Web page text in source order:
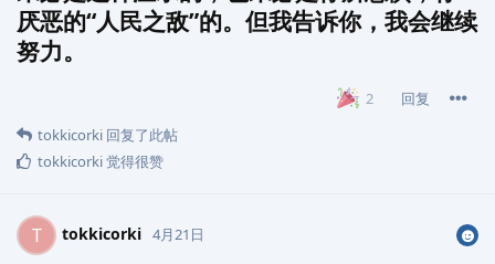
厌恶的“人民之敌”的。但我告诉你，我会继续
努力。
2
回复
tokkicorki 回复了此帖
tokkicorki觉得很赞
T tokkicorki 4月21日